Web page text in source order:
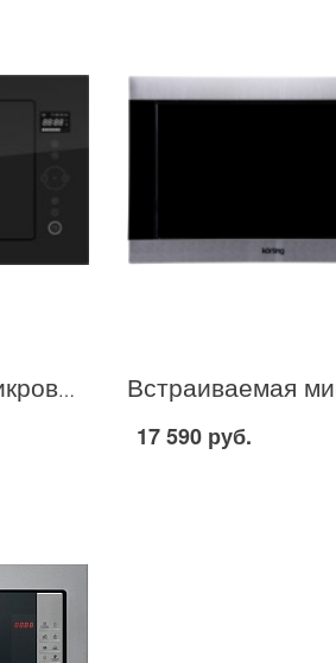
Встраиваемая микроволновая печь Korting KMI 825 TGN в Москве
17 590 руб.